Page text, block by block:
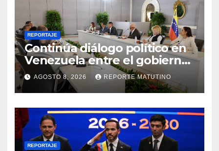
REPORTAJE
Continúa diálogo político en
Venezuela entre el gobierno
y la oposición
AGOSTO 8, 2026 REPORTE MATUTINO
REPORTAJE